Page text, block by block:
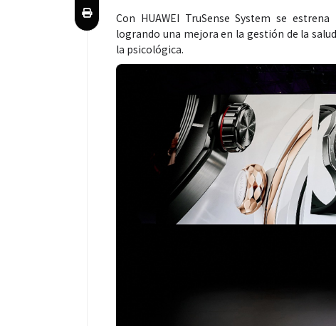
Con HUAWEI TruSense System se
logrando una mejora en la gestión de la
la psicológica.